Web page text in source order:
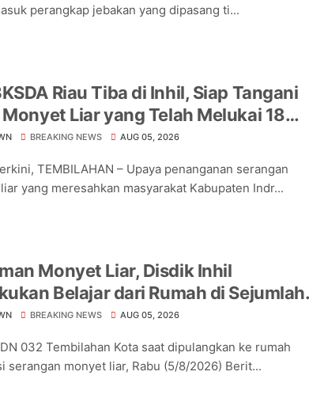
perangkap jebakan yang dipasang ti...
Riau Tiba di Inhil, Siap Tangani
Liar yang Telah Melukai 18
BREAKING NEWS AUG 05, 2026
TEMBILAHAN – Upaya penanganan serangan
yang meresahkan masyarakat Kabupaten Indr...
Monyet Liar, Disdik Inhil
Belajar dari Rumah di Sejumlah
Tembilahan
BREAKING NEWS AUG 05, 2026
032 Tembilahan Kota saat dipulangkan ke rumah
serangan monyet liar, Rabu (5/8/2026) Berit...